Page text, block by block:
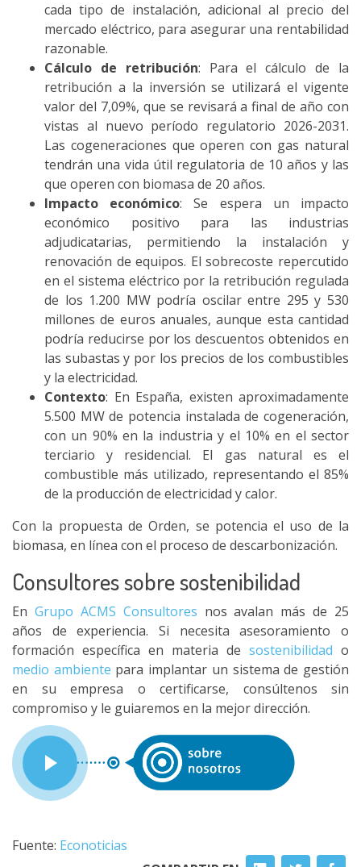
cada tipo de instalación, adicional al precio del
mercado eléctrico, para asegurar una rentabilidad
razonable.
Cálculo de retribución: Para el cálculo de la
retribución a la inversión se utilizará el vigente
valor del 7,09%, que se revisará a final de año con
vistas al nuevo período regulatorio 2026-2031.
Las cogeneraciones que operen con gas natural
tendrán una vida útil regulatoria de 10 años y las
que operen con biomasa de 20 años.
Impacto económico: Se espera un impacto
económico positivo para las industrias
adjudicatarias, permitiendo la instalación y
renovación de equipos. El sobrecoste repercutido
en el sistema eléctrico por la retribución regulada
de los 1.200 MW podría oscilar entre 295 y 530
millones de euros anuales, aunque esta cantidad
podría reducirse por los descuentos obtenidos en
las subastas y por los precios de los combustibles
y la electricidad.
Contexto: En España, existen aproximadamente
5.500 MW de potencia instalada de cogeneración,
con un 90% en la industria y el 10% en el sector
terciario y residencial. El gas natural es el
combustible más utilizado, representando el 85%
de la producción de electricidad y calor.
Con la propuesta de Orden, se potencia el uso de la
biomasa, en línea con el proceso de descarbonización.
Consultores sobre sostenibilidad
En Grupo ACMS Consultores nos avalan más de 25
años de experiencia. Si necesita asesoramiento o
formación específica en materia de sostenibilidad o
medio ambiente para implantar un sistema de gestión
en su empresa o certificarse, consúltenos sin
compromiso y le guiaremos en la mejor dirección.
Fuente: Econoticias